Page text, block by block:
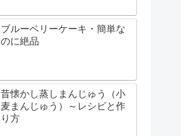
ブルーベリーケーキ・簡単な
のに絶品
昔懐かし蒸しまんじゅう（小
麦まんじゅう）～レシピと作
り方